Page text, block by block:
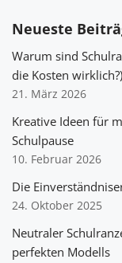
Neueste
Warum sind
die Kosten wirklich?)
21. März 2026
Kreative Ideen für
Schulpause
10. Februar 2026
Die
24. Oktober 2025
Neutraler
perfekten Modells